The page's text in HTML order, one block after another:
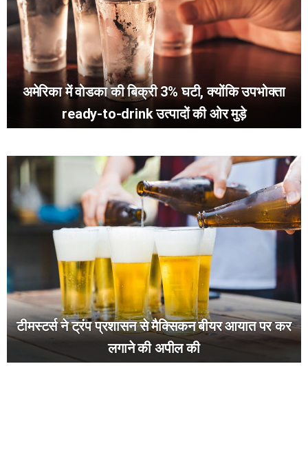
अमेरिका में वोडका की बिक्री 3% घटी, क्योंकि उपभोक्ता
ready-to-drink उत्पादों की ओर मुड़े
टीमस्टर्स ने ट्रंप प्रशासन से मैक्सिकन बीयर आयात पर कर
लगाने की अपील की